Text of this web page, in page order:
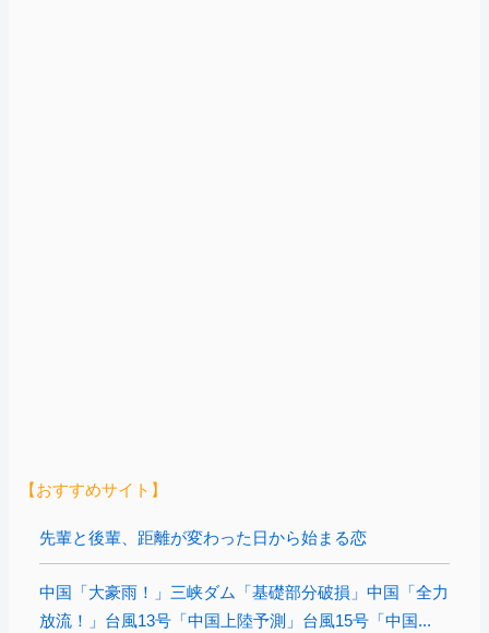
【おすすめサイト】
先輩と後輩、距離が変わった日から始まる恋
中国「大豪雨！」三峡ダム「基礎部分破損」中国「全力
放流！」台風13号「中国上陸予測」台風15号「中国...